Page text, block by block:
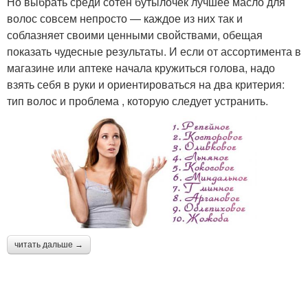
волос совсем непросто — каждое из них так и
соблазняет своими ценными свойствами, обещая
показать чудесные результаты. И если от ассортимента в
магазине или аптеке начала кружиться голова, надо
взять себя в руки и ориентироваться на два критерия:
тип волос и проблема , которую следует устранить.
читать дальше →